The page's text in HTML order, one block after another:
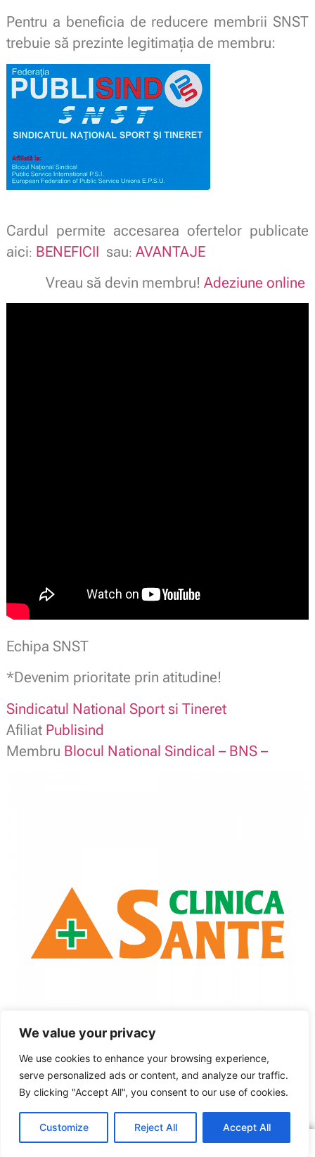
We value your privacy
We use cookies to enhance your browsing experience,
serve personalized ads or content, and analyze our traffic.
By clicking "Accept All", you consent to our use of cookies.
Customize Reject All Accept All
Pentru a beneficia de reducere membrii SNST
trebuie să prezinte legitimaţia de membru:
Cardul permite accesarea ofertelor publicate
aici: BENEFICII sau: AVANTAJE
Vreau să devin membru!Adeziune online
Echipa SNST
*Devenim prioritate prin atitudine!
Sindicatul National Sport si Tineret
Afiliat Publisind
Membru Blocul National Sindical – BNS –
Sindicatul Național Sport și Tineret: Clinica Sante – partener SNST
ARTICOLUL ANTERIOR
11 Noiembrie 2021 – BNS împlinește 30 de ani!
Copyright © 2016 – 2026 SNST